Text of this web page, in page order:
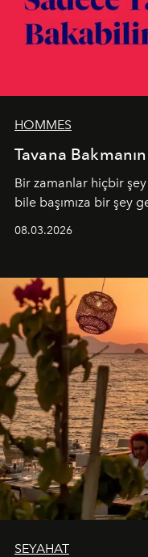
HOMMES
Tavana
Bir zamanlar hiçbir
bile başımıza bir şey
08.03.2026
SEYAHAT